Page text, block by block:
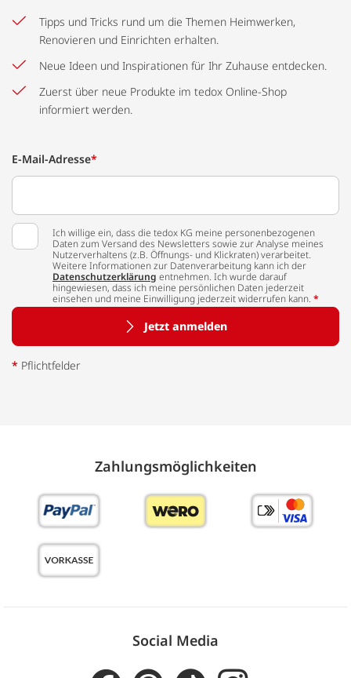
Tipps und Tricks rund um die Themen Heimwerken,
Renovieren und Einrichten erhalten.
Neue Ideen und Inspirationen für Ihr Zuhause entdecken.
Zuerst über neue Produkte im tedox Online-Shop
informiert werden.
E-Mail-Adresse*
Ich willige ein, dass die tedox KG meine personenbezogenen
Daten zum Versand des Newsletters sowie zur Analyse meines
Nutzerverhaltens (z.B. Öffnungs- und Klickraten) verarbeitet.
Weitere Informationen zur Datenverarbeitung kann ich der
Datenschutzerklärung entnehmen. Ich wurde darauf
hingewiesen, dass ich meine persönlichen Daten jederzeit
einsehen und meine Einwilligung jederzeit widerrufen kann. *
Jetzt anmelden
* Pflichtfelder
Zahlungs­möglich­keiten
Social Media